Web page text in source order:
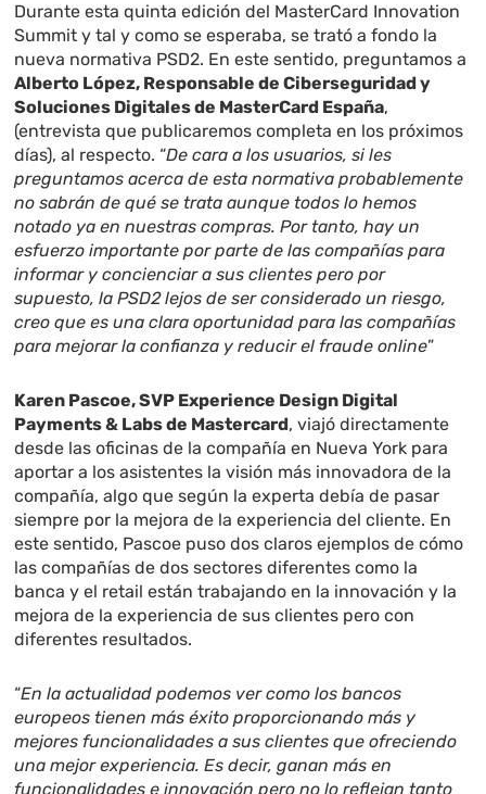
Durante esta quinta edición del MasterCard Innovation
Summit y tal y como se esperaba, se trató a fondo la
nueva normativa PSD2. En este sentido, preguntamos a
Alberto López, Responsable de Ciberseguridad y
Soluciones Digitales de MasterCard España,
(entrevista que publicaremos completa en los próximos
días), al respecto. “De cara a los usuarios, si les
preguntamos acerca de esta normativa probablemente
no sabrán de qué se trata aunque todos lo hemos
notado ya en nuestras compras. Por tanto, hay un
esfuerzo importante por parte de las compañías para
informar y concienciar a sus clientes pero por
supuesto, la PSD2 lejos de ser considerado un riesgo,
creo que es una clara oportunidad para las compañías
para mejorar la confianza y reducir el fraude online”
Karen Pascoe, SVP Experience Design Digital
Payments & Labs de Mastercard, viajó directamente
desde las oficinas de la compañía en Nueva York para
aportar a los asistentes la visión más innovadora de la
compañía, algo que según la experta debía de pasar
siempre por la mejora de la experiencia del cliente. En
este sentido, Pascoe puso dos claros ejemplos de cómo
las compañías de dos sectores diferentes como la
banca y el retail están trabajando en la innovación y la
mejora de la experiencia de sus clientes pero con
diferentes resultados.
“En la actualidad podemos ver como los bancos
europeos tienen más éxito proporcionando más y
mejores funcionalidades a sus clientes que ofreciendo
una mejor experiencia. Es decir, ganan más en
funcionalidades e innovación pero no lo reflejan tanto